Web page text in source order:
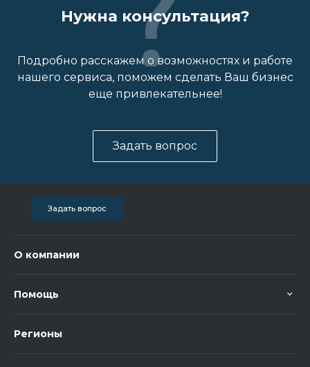
Нужна консультация?
Подробно расскажем о возможностях и работе
нашего сервиса, поможем сделать Ваш бизнес
еще привлекательнее!
Задать вопрос
Задать вопрос
О компании
Помощь
Регионы